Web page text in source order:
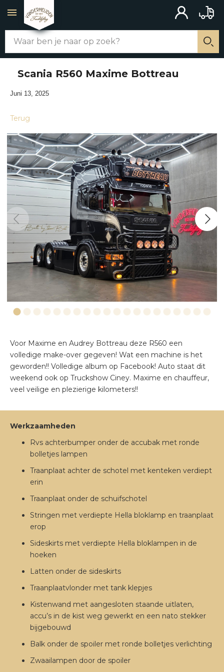
Zoek
ACCOUNT
WEBSHOP
ALLE PRODUCTEN
MERCHANDISE
SCHAKELAARS
UITLATEN
VERLICHTING
EXTERIEUR
Scania R560 Maxime Bottreau
Juni 13, 2025
Terug
Voor Maxime en Audrey Bottreau deze R560 een
volledige make-over gegeven! Wat een machine is het
geworden!! Volledige album op Facebook! Auto staat dit
weekend ook op Truckshow Ciney. Maxime en chauffeur,
veel veilige en plezierige kilometers!!
Werkzaamheden
Rvs achterbumper onder de accubak met ronde
bolletjes lampen
Traanplaat achter de schotel met kenteken verdiept
erin
Traanplaat onder de schuifschotel
Stringen met verdiepte Hella bloklamp en traanplaat
erop
Sideskirts met verdiepte Hella bloklampen in de
hoeken
Latten onder de sideskirts
Traanplaatvlonder met tank klepjes
Kistenwand met aangesloten staande uitlaten,
accu’s in de kist weg gewerkt en een nato stekker
bijgebouwd
Balk onder de spoiler met ronde bolletjes verlichting
Zwaailampen door de spoiler